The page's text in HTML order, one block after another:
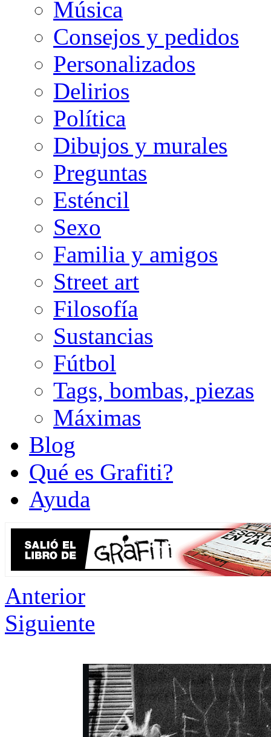
Música
Consejos y pedidos
Personalizados
Delirios
Política
Dibujos y murales
Preguntas
Esténcil
Sexo
Familia y amigos
Street art
Filosofía
Sustancias
Fútbol
Tags, bombas, piezas
Máximas
Blog
Qué es Grafiti?
Ayuda
Anterior
Siguiente